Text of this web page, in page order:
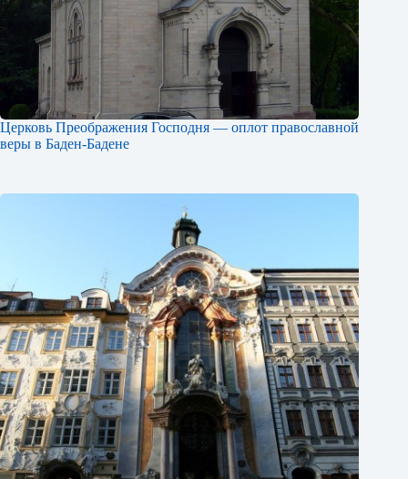
Церковь Преображения Господня — оплот православной
веры в Баден-Бадене